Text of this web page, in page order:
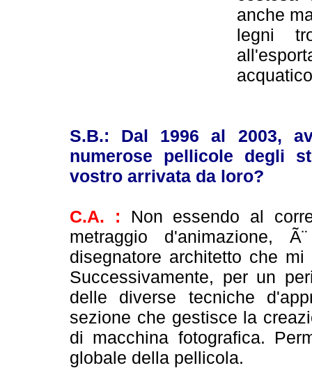
anche
legni
S.B.: Dal 1996 al 2003,
numerose pellicole degli
vostro arrivata da loro?
C.A. : Non essendo al
metraggio d'animazione,
disegnatore architetto che
Successivamente, per un
delle diverse tecniche
sezione che gestisce la
di macchina fotografica.
globale della pellicola.